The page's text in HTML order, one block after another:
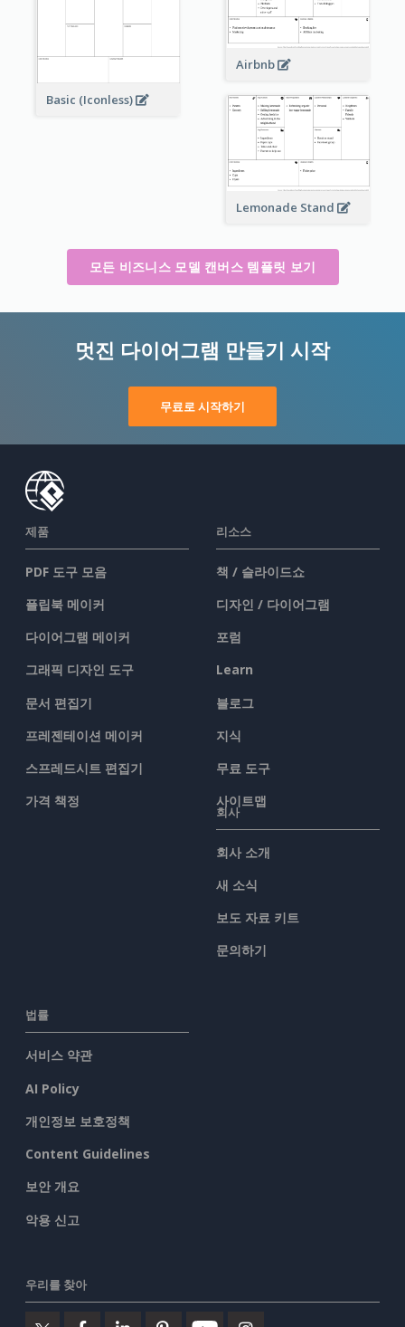
Airbnb
Basic (Iconless)
Lemonade Stand
모든 비즈니스 모델 캔버스 템플릿 보기
멋진 다이어그램 만들기 시작
무료로 시작하기
제품
PDF 도구 모음
플립북 메이커
다이어그램 메이커
그래픽 디자인 도구
문서 편집기
프레젠테이션 메이커
스프레드시트 편집기
가격 책정
리소스
책 / 슬라이드쇼
디자인 / 다이어그램
포럼
Learn
블로그
지식
무료 도구
사이트맵
회사
회사 소개
새 소식
보도 자료 키트
문의하기
법률
서비스 약관
AI Policy
개인정보 보호정책
Content Guidelines
보안 개요
악용 신고
우리를 찾아